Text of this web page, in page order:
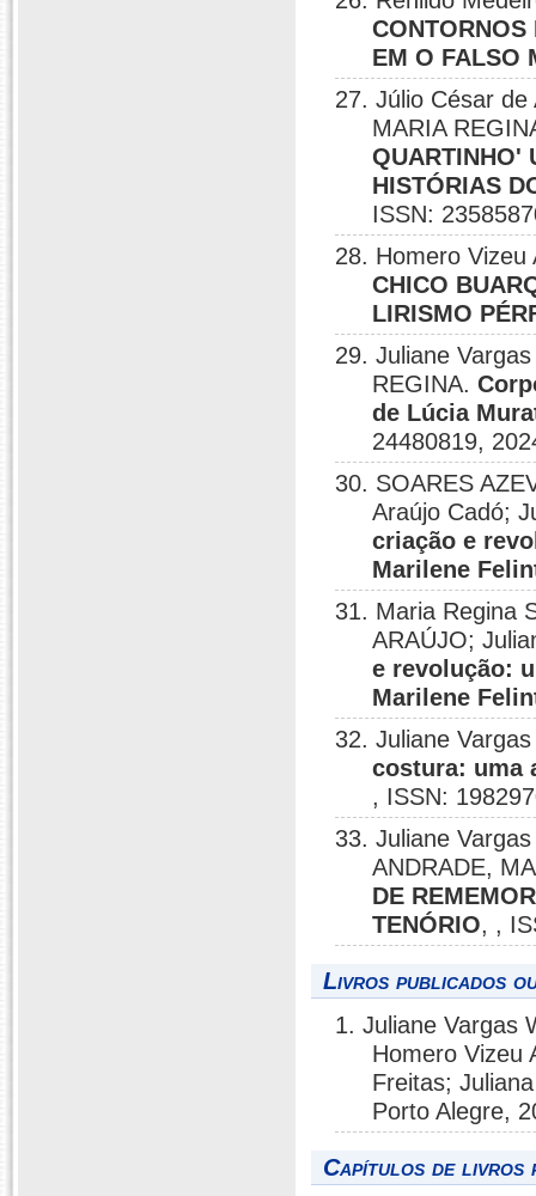
CONTORNOS
EM O FALSO
27. Júlio César de
MARIA
QUARTINHO'
HISTÓRIAS
ISSN:
28. Homero
CHICO
LIRISMO
29. Juliane
REGINA.
de Lúcia
24480819,
30. SOARES
Araújo Cadó;
criação e
Marilene
31. Maria Regina
ARAÚJO;
e revolução:
Marilene
32. Juliane
costura: uma
, ISSN:
33. Juliane
ANDRADE,
DE
TENÓRIO, ,
Livros publicados
1. Juliane Vargas
Homero Vizeu
Freitas;
Porto Alegre,
Capítulos de livros